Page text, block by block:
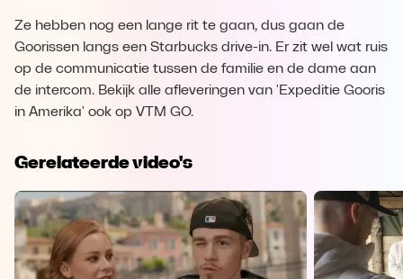
Ze hebben nog een lange rit te gaan, dus gaan de
Goorissen langs een Starbucks drive-in. Er zit wel wat ruis
op de communicatie tussen de familie en de dame aan
de intercom. Bekijk alle afleveringen van 'Expeditie Gooris
in Amerika' ook op VTM GO.
Gerelateerde video's